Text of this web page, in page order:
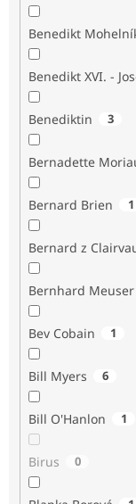
Benedikt
Benedikt XVI. -
Benediktin 3
Bernadette
Bernard Brien 1
Bernard z
Bernhard Meuser
Bev Cobain 1
Bill Myers 6
Bill O'Hanlon 1
Birus 0